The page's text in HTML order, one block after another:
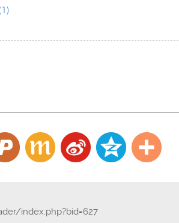
index.php?bid=627